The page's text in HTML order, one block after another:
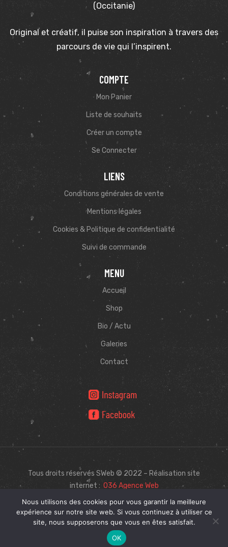
(Occitanie)
Original et créatif, il puise son inspiration à travers des
parcours de vie qui l’inspirent.
COMPTE
Mon Panier
Liste de souhaits
Créer un compte
Se Connecter
LIENS
Conditions générales de vente
Mentions légales
Cookies & Politique de confidentialité
Suivi de commande
MENU
Accueil
Shop
Bio / Actu
Galeries
Contact
Tous droits réservés SWeb © 2022 – Réalisation site
internet : O36 Agence Web
Nous utilisons des cookies pour vous garantir la meilleure
expérience sur notre site web. Si vous continuez à utiliser ce
site, nous supposerons que vous en êtes satisfait.
OK